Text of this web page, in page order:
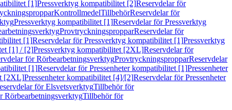
[1]Pressverktyg kompatibilitet [2]Reservdelar för
KontrollmedelTillbehörReservdelar för
Pressverktyg kompatibilitet [1]Reservdelar för Pressverktyg
ProvtryckningspropparReservdelar för
[1]Reservdelar för Pressverktyg kompatibilitet [1]Pressverktyg
[1] / [2]Pressverktyg kompatibilitet [2XL]Reservdelar för
för RörbearbetningsverktygProvtryckningspropparReservdelar
[1]Reservdelar för Pressenheter kompatibilitet [1]Pressenheter
[2XL]Pressenheter kompatibilitet [4]/[2]Reservdelar för Pressenheter
för ElsvetsverktygTillbehör för
RörbearbetningsverktygTillbehör för